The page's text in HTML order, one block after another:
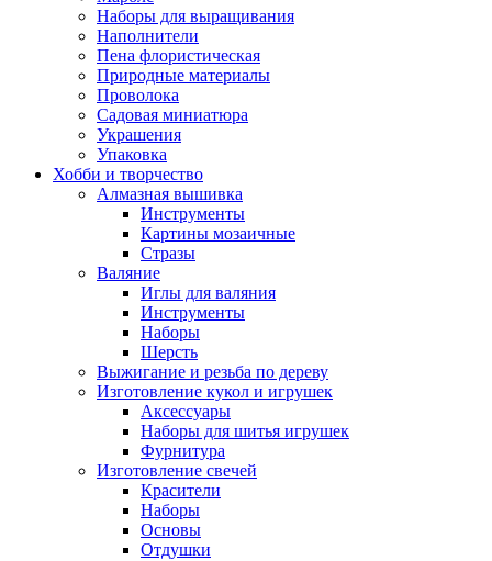
Наборы для выращивания
Наполнители
Пена флористическая
Природные материалы
Проволока
Садовая миниатюра
Украшения
Упаковка
Хобби и творчество
Алмазная вышивка
Инструменты
Картины мозаичные
Стразы
Валяние
Иглы для валяния
Инструменты
Наборы
Шерсть
Выжигание и резьба по дереву
Изготовление кукол и игрушек
Аксессуары
Наборы для шитья игрушек
Фурнитура
Изготовление свечей
Красители
Наборы
Основы
Отдушки